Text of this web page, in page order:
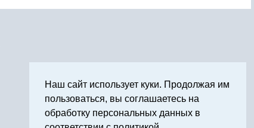
Наш сайт использует куки. Продолжая им
пользоваться, вы соглашаетесь на
обработку персональных данных в